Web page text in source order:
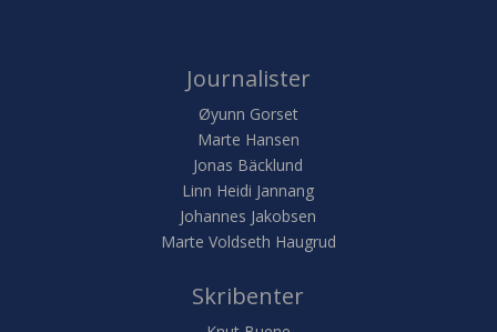
Journalister
Øyunn Gorset
Marte Hansen
Jonas Bäcklund
Linn Heidi Jannang
Johannes Jakobsen
Marte Voldseth Haugrud
Skribenter